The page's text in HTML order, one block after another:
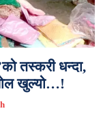
तस्करी धन्दा,
खुल्यो…!